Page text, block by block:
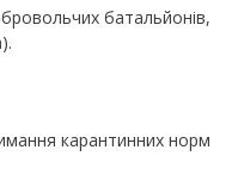
батальйонів,
карантинних норм